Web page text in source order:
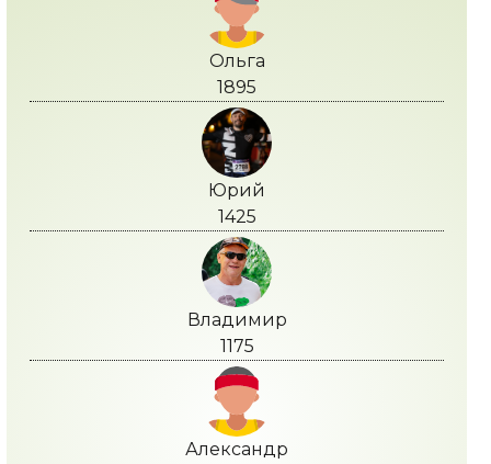
Ольга
1895
Юрий
1425
Владимир
1175
Александр